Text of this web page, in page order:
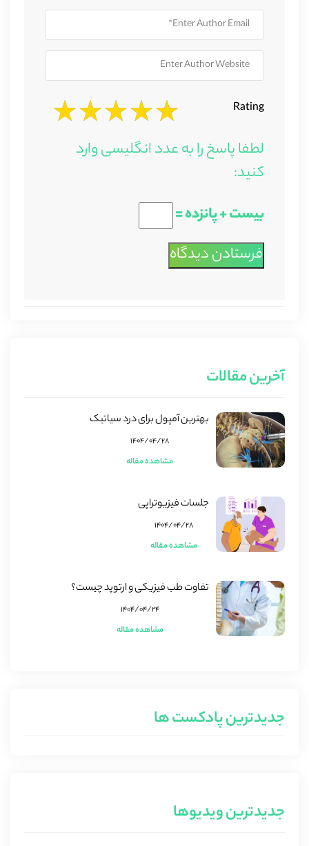
Rating
لطفا پاسخ را به عدد انگلیسی وارد
کنید:
بیست + پانزده =
آخرین مقالات
بهترین آمپول برای درد سیاتیک
۱۴۰۴/۰۴/۲۸
مشاهده مقاله
جلسات فیزیوتراپی
۱۴۰۴/۰۴/۲۸
مشاهده مقاله
تفاوت طب فیزیکی و ارتوپد چیست؟
۱۴۰۴/۰۴/۲۴
مشاهده مقاله
جدیدترین پادکست ها
جدیدترین ویدیوها